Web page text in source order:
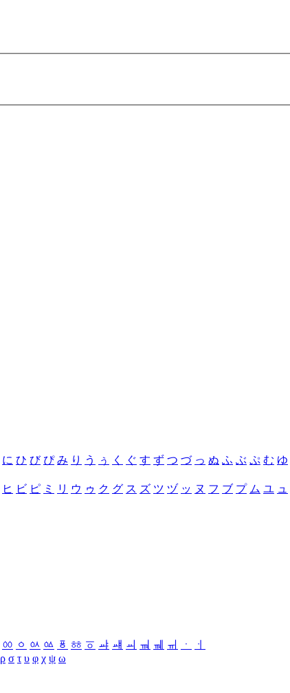
に ひ び ぴ み り う ぅ く ぐ す ず つ づ っ ぬ ふ ぶ ぷ む ゆ
ヒ ビ ピ ミ リ ウ ゥ ク グ ス ズ ツ ヅ ッ ヌ フ ブ プ ム ユ ュ
ㆀ ㆁ ㆂ ㆃ ㆄ ㆅ ㆆ ㆇ ㆈ ㆉ ㆊ ㆋ ㆌ ㆍ
ㆎ
ρ σ τ υ φ χ ψ ω